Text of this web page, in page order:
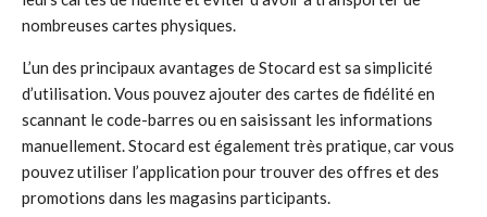
nombreuses cartes physiques.
L’un des principaux avantages de Stocard est sa simplicité
d’utilisation. Vous pouvez ajouter des cartes de fidélité en
scannant le code-barres ou en saisissant les informations
manuellement. Stocard est également très pratique, car vous
pouvez utiliser l’application pour trouver des offres et des
promotions dans les magasins participants.